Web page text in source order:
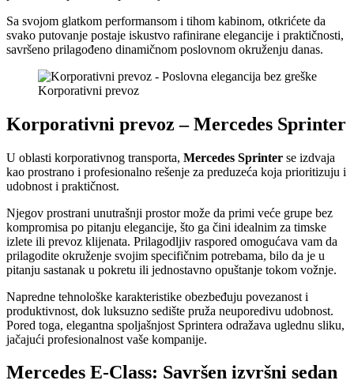
Sa svojom glatkom performansom i tihom kabinom, otkrićete da
svako putovanje postaje iskustvo rafinirane elegancije i praktičnosti,
savršeno prilagođeno dinamičnom poslovnom okruženju danas.
Korporativni prevoz
Korporativni prevoz – Mercedes Sprinter
U oblasti korporativnog transporta, Mercedes Sprinter se izdvaja
kao prostrano i profesionalno rešenje za preduzeća koja prioritizuju i
udobnost i praktičnost.
Njegov prostrani unutrašnji prostor može da primi veće grupe bez
kompromisa po pitanju elegancije, što ga čini idealnim za timske
izlete ili prevoz klijenata. Prilagodljiv raspored omogućava vam da
prilagodite okruženje svojim specifičnim potrebama, bilo da je u
pitanju sastanak u pokretu ili jednostavno opuštanje tokom vožnje.
Napredne tehnološke karakteristike obezbeđuju povezanost i
produktivnost, dok luksuzno sedište pruža neuporedivu udobnost.
Pored toga, elegantna spoljašnjost Sprintera odražava uglednu sliku,
jačajući profesionalnost vaše kompanije.
Mercedes E-Class: Savršen izvršni sedan